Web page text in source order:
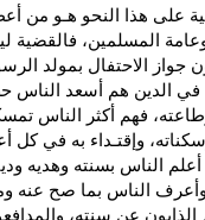
هذا النحو هـو من
المسلمين، فالقضية
جواز الاحتفال بمولد
في الدين هم أسعد الناس
فهم أكثر الناس
وسكناته، وإقتـداء به في كل
الناس بسنته وهديه
الناس بما صح عنه وما
عن سنته،